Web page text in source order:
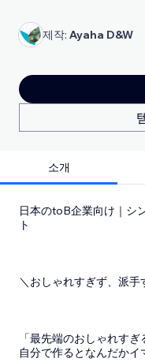
제작: Ayaha D&W
소개
日本のtoB企業向け｜シ
ト
＼おしゃれすぎず、派
「最先端のおしゃれす
自分で作るとなんだかイ